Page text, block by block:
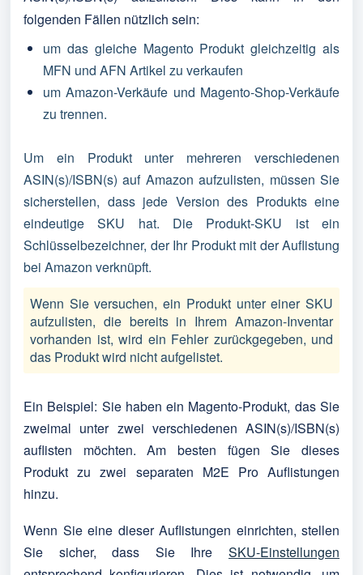
folgenden Fällen nützlich sein:
um das gleiche Magento Produkt gleichzeitig als
MFN und AFN Artikel zu verkaufen
um Amazon-Verkäufe und Magento-Shop-Verkäufe
zu trennen.
Um ein Produkt unter mehreren verschiedenen
ASIN(s)/ISBN(s) auf Amazon aufzulisten, müssen Sie
sicherstellen, dass jede Version des Produkts eine
eindeutige SKU hat. Die Produkt-SKU ist ein
Schlüsselbezeichner, der Ihr Produkt mit der Auflistung
bei Amazon verknüpft.
Wenn Sie versuchen, ein Produkt unter einer SKU
aufzulisten, die bereits in Ihrem Amazon-Inventar
vorhanden ist, wird ein Fehler zurückgegeben, und
das Produkt wird nicht aufgelistet.
Ein Beispiel: Sie haben ein Magento-Produkt, das Sie
zweimal unter zwei verschiedenen ASIN(s)/ISBN(s)
auflisten möchten. Am besten fügen Sie dieses
Produkt zu zwei separaten M2E Pro Auflistungen
hinzu.
Wenn Sie eine dieser Auflistungen einrichten, stellen
Sie sicher, dass Sie Ihre SKU-Einstellungen